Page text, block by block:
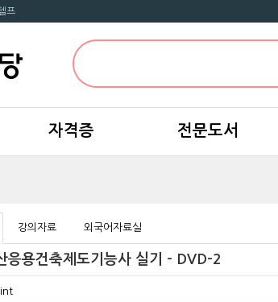
프
자격증 전문도서
강의자료 외국어자료실
응용건축제도기능사 실기 - DVD-2